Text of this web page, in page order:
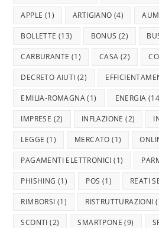
APPLE (1) ARTIGIANO (4)
BOLLETTE (13) BONUS (2)
CARBURANTE (1) CASA (2)
DECRETO AIUTI (2)
EMILIA-ROMAGNA(1) ENERGIA
IMPRESE (2) INFLAZIONE (2)
LEGGE (1) MERCATO (1)
PAGAMENTI ELETTRONICI (1)
PHISHING (1) POS (1) REATI
RIMBORSI (1) RISTRUTTURAZIONI
SCONTI (2) SMARTPONE (9)